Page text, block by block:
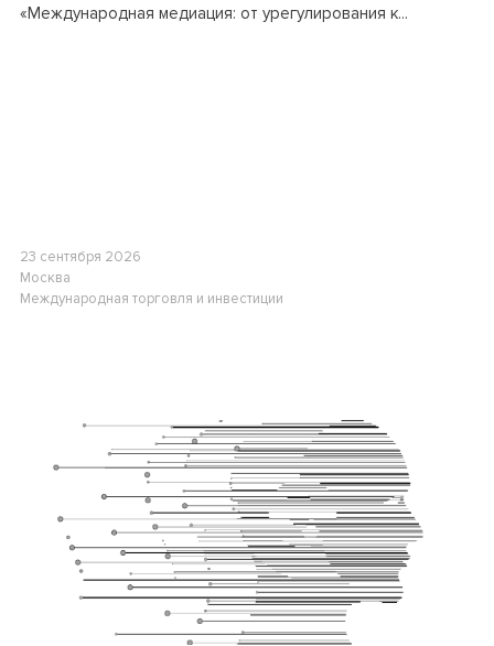
«Международная медиация: от урегулирования к...
23 сентября 2026
Москва
Международная торговля и инвестиции